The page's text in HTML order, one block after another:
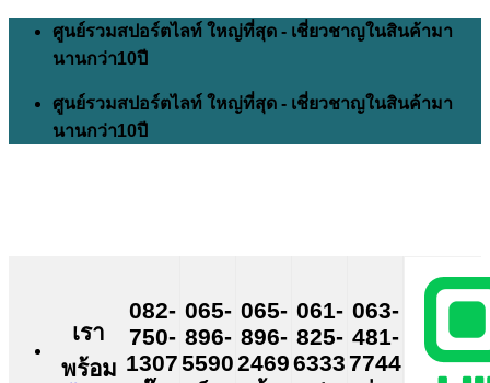
Skip
content
ศูนย์รวมสปอร์ตไลท์ ใหญ่ที่สุด - เชี่ยวชาญในสินค้ามา
นานกว่า10ปี
ศูนย์รวมสปอร์ตไลท์ ใหญ่ที่สุด - เชี่ยวชาญในสินค้ามา
นานกว่า10ปี
เรา
พร้อม
082-
750-
1307
065-
896-
5590
065-
896-
2469
061-
825-
6333
063-
481-
7744